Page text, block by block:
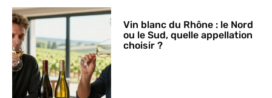
Vin blanc du Rhône : le Nord
ou le Sud, quelle appellation
choisir ?